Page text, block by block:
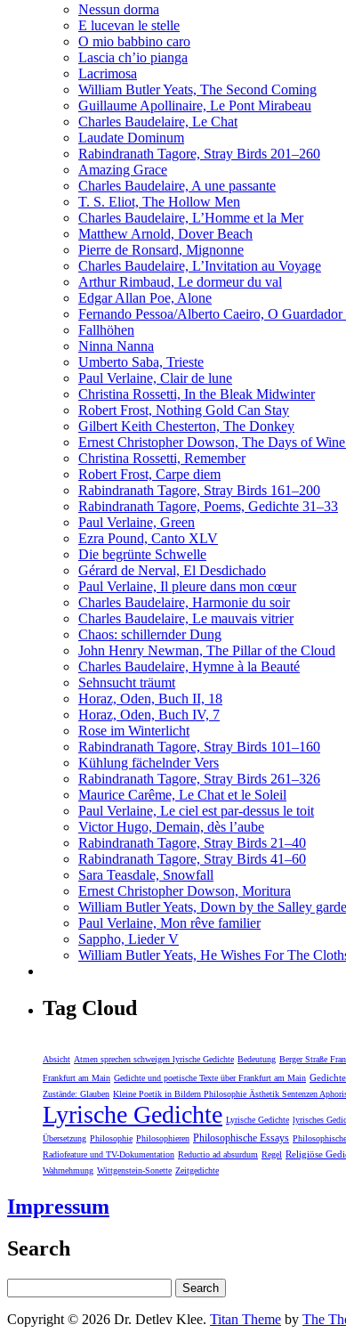
Nessun dorma
E lucevan le stelle
O mio babbino caro
Lascia ch’io pianga
Lacrimosa
William Butler Yeats, The Second Coming
Guillaume Apollinaire, Le Pont Mirabeau
Charles Baudelaire, Le Chat
Laudate Dominum
Rabindranath Tagore, Stray Birds 201–260
Amazing Grace
Charles Baudelaire, A une passante
T. S. Eliot, The Hollow Men
Charles Baudelaire, L’Homme et la Mer
Matthew Arnold, Dover Beach
Pierre de Ronsard, Mignonne
Charles Baudelaire, L’Invitation au Voyage
Arthur Rimbaud, Le dormeur du val
Edgar Allan Poe, Alone
Fernando Pessoa/Alberto Caeiro, O
Fallhöhen
Ninna Nanna
Umberto Saba, Trieste
Paul Verlaine, Clair de lune
Christina Rossetti, In the Bleak Midwinter
Robert Frost, Nothing Gold Can Stay
Gilbert Keith Chesterton, The Donkey
Ernest Christopher Dowson, The Days of Wine
Christina Rossetti, Remember
Robert Frost, Carpe diem
Rabindranath Tagore, Stray Birds 161–200
Rabindranath Tagore, Poems, Gedichte 31–33
Paul Verlaine, Green
Ezra Pound, Canto XLV
Die begrünte Schwelle
Gérard de Nerval, El Desdichado
Paul Verlaine, Il pleure dans mon cœur
Charles Baudelaire, Harmonie du soir
Charles Baudelaire, Le mauvais vitrier
Chaos: schillernder Dung
John Henry Newman, The Pillar of the Cloud
Charles Baudelaire, Hymne à la Beauté
Sehnsucht träumt
Horaz, Oden, Buch II, 18
Horaz, Oden, Buch IV, 7
Rose im Winterlicht
Rabindranath Tagore, Stray Birds 101–160
Kühlung fächelnder Vers
Rabindranath Tagore, Stray Birds 261–326
Maurice Carême, Le Chat et le Soleil
Paul Verlaine, Le ciel est par-dessus le toit
Victor Hugo, Demain, dès l’aube
Rabindranath Tagore, Stray Birds 21–40
Rabindranath Tagore, Stray Birds 41–60
Sara Teasdale, Snowfall
Ernest Christopher Dowson, Moritura
William Butler Yeats, Down by the Salley
Paul Verlaine, Mon rêve familier
Sappho, Lieder V
William Butler Yeats, He Wishes For The
Tag Cloud
Absicht Atmen sprechen schweigen lyrische Gedichte Bedeutung Berger Straße
Frankfurt am Main Gedichte und poetische Texte über Frankfurt am Main
Zustände: Glauben Kleine Poetik in Bildern Philosophie Ästhetik Sentenzen
Lyrische Gedichte Lyrische Gedichte lyrisches
Übersetzung Philosophie Philosophieren Philosophische Essays
Radiofeature und TV-Dokumentation Reductio ad absurdum Regel Religiöse
Wahrnehmung Wittgenstein-Sonette Zeitgedichte
Impressum
Search
Copyright © 2026 Dr. Detlev Klee. Titan Theme by The